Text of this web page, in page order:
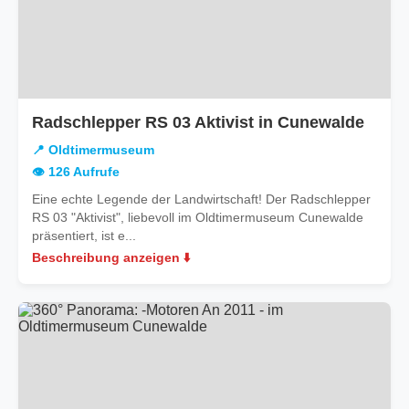
Radschlepper RS 03 Aktivist in Cunewaldein
📍 Oldtimermuseum
👁️ 126 Aufrufe
Eine echte Legende der Landwirtschaft! Der Radschlepper
RS 03 "Aktivist", liebevoll im Oldtimermuseum Cunewalde
präsentiert, ist e...
Beschreibung anzeigen ⬇️